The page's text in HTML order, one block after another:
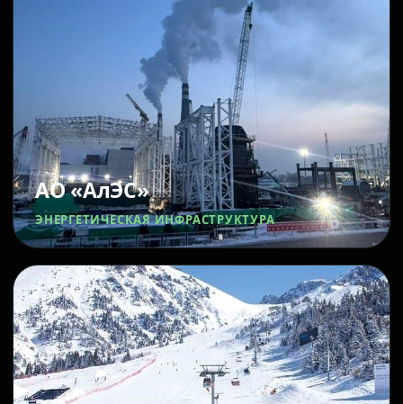
АО «АлЭС»
ЭНЕРГЕТИЧЕСКАЯ ИНФРАСТРУКТУРА